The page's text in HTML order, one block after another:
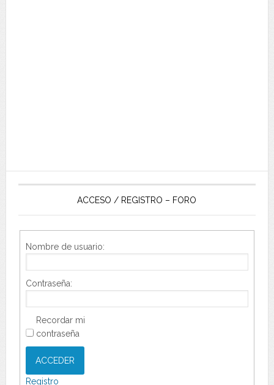
ACCESO / REGISTRO – FORO
Nombre de usuario:
Contraseña:
Recordar mi
contraseña
ACCEDER
Registro